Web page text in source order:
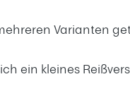
Varianten
ein kleines